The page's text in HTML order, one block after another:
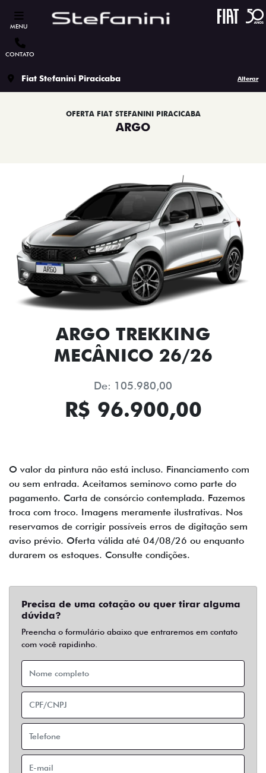
MENU
CONTATO
Fiat Stefanini Piracicaba Alterar
OFERTA FIAT STEFANINI PIRACICABA
ARGO
ARGO TREKKING
MECÂNICO 26/26
De: 105.980,00
R$ 96.900,00
O valor da pintura não está incluso. Financiamento com
ou sem entrada. Aceitamos seminovo como parte do
pagamento. Carta de consórcio contemplada. Fazemos
troca com troco. Imagens meramente ilustrativas. Nos
reservamos de corrigir possíveis erros de digitação sem
aviso prévio. Oferta válida até 04/08/26 ou enquanto
durarem os estoques. Consulte condições.
Precisa de uma cotação ou quer tirar alguma
dúvida?
Preencha o formulário abaixo que entraremos em contato
com você rapidinho.